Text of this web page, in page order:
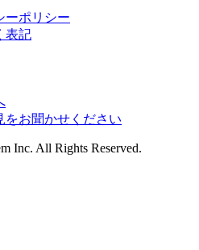
ーポリシー
表記
をお聞かせください
Inc. All Rights Reserved.